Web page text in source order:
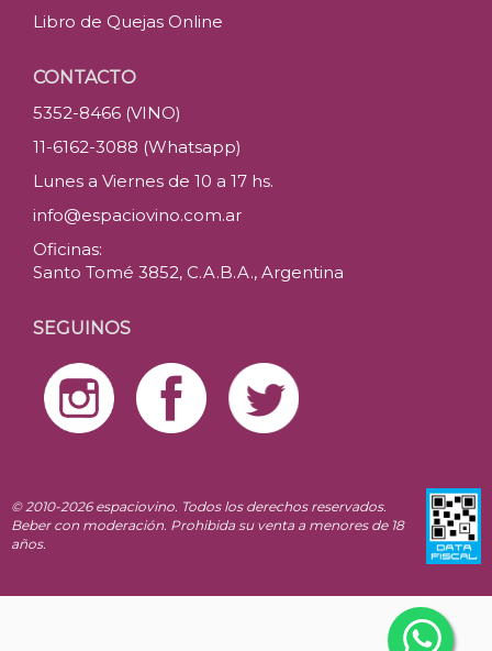
Libro de Quejas Online
CONTACTO
5352-8466 (VINO)
11-6162-3088 (Whatsapp)
Lunes a Viernes de 10 a 17 hs.
info@espaciovino.com.ar
Oficinas:
Santo Tomé 3852, C.A.B.A., Argentina
SEGUINOS
© 2010-2026 espaciovino. Todos los derechos reservados.
Beber con moderación. Prohibida su venta a menores de 18
años.